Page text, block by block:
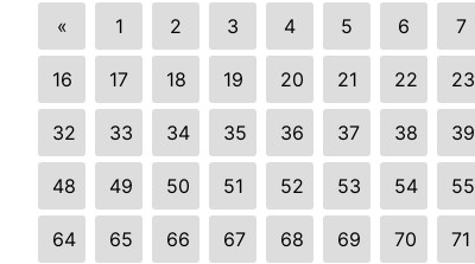
« 1 2 3 4 5 6 7
16 17 18 19 20 21 22 23
32 33 34 35 36 37 38 39
48 49 50 51 52 53 54 55
64 65 66 67 68 69 70 71